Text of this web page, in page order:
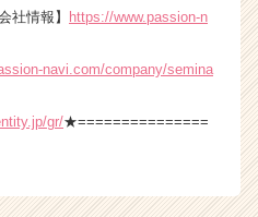
情報】
https://www.passion-n
navi.com/company/semina
gr/★===============